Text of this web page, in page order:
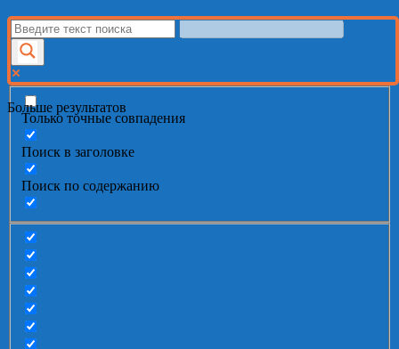
Больше результатов
Только точные совпадения
Поиск в заголовке
Поиск по содержанию